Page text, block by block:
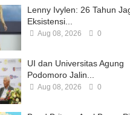
Lenny Ivylen: 26 Tahun
Eksistensi...
Aug 08, 2026 0
UI dan Universitas Agung
Podomoro Jalin...
Aug 08, 2026 0